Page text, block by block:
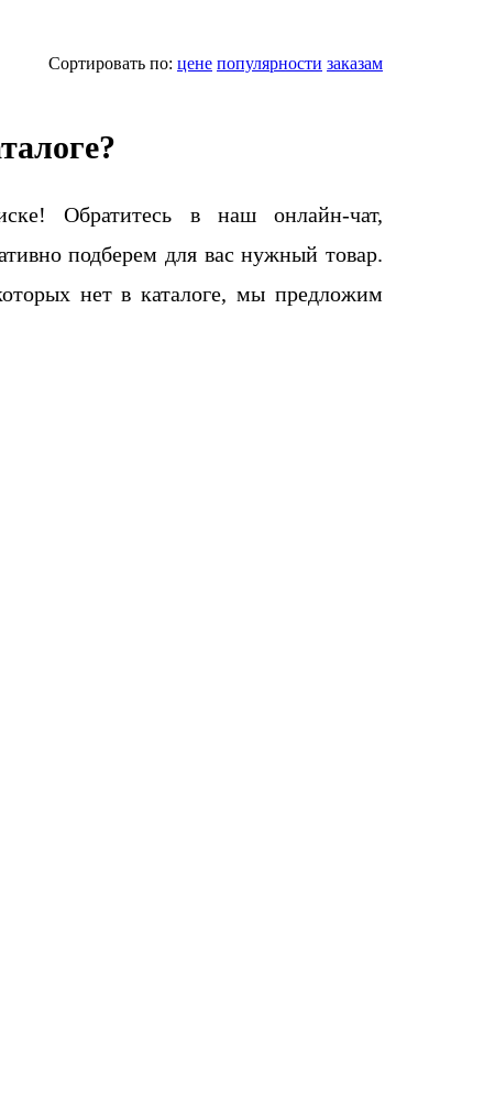
Сортировать по: цене популярности заказам
Обратитесь в наш онлайн-чат,
подберем для вас нужный товар.
нет в каталоге, мы предложим